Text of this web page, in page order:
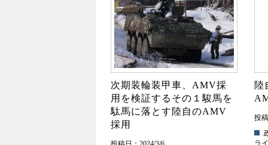
次期装輪装甲車、AMV採
用を検証するその１駿馬を
駄馬に落とす陸自のAMV
採用
陸
投
.
ラ